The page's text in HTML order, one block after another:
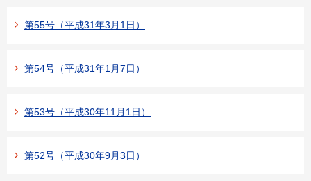
第55号（平成31年3月1日）
第54号（平成31年1月7日）
第53号（平成30年11月1日）
第52号（平成30年9月3日）